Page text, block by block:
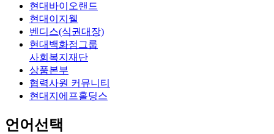
현대바이오랜드
현대이지웰
벤디스(식권대장)
현대백화점그룹
사회복지재단
상품본부
협력사원 커뮤니티
현대지에프홀딩스
언어선택